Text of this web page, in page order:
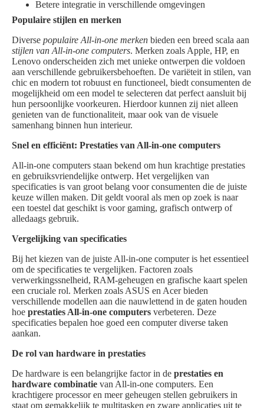
Betere integratie in verschillende omgevingen
Populaire stijlen en merken
Diverse populaire All-in-one merken bieden een breed scala aan
stijlen van All-in-one computers. Merken zoals Apple, HP, en
Lenovo onderscheiden zich met unieke ontwerpen die voldoen
aan verschillende gebruikersbehoeften. De variëteit in stilen, van
chic en modern tot robuust en functioneel, biedt consumenten de
mogelijkheid om een model te selecteren dat perfect aansluit bij
hun persoonlijke voorkeuren. Hierdoor kunnen zij niet alleen
genieten van de functionaliteit, maar ook van de visuele
samenhang binnen hun interieur.
Snel en efficiënt: Prestaties van All-in-one computers
All-in-one computers staan bekend om hun krachtige prestaties
en gebruiksvriendelijke ontwerp. Het vergelijken van
specificaties is van groot belang voor consumenten die de juiste
keuze willen maken. Dit geldt vooral als men op zoek is naar
een toestel dat geschikt is voor gaming, grafisch ontwerp of
alledaags gebruik.
Vergelijking van specificaties
Bij het kiezen van de juiste All-in-one computer is het essentieel
om de specificaties te vergelijken. Factoren zoals
verwerkingssnelheid, RAM-geheugen en grafische kaart spelen
een cruciale rol. Merken zoals ASUS en Acer bieden
verschillende modellen aan die nauwlettend in de gaten houden
hoe prestaties All-in-one computers verbeteren. Deze
specificaties bepalen hoe goed een computer diverse taken
aankan.
De rol van hardware in prestaties
De hardware is een belangrijke factor in de prestaties en
hardware combinatie van All-in-one computers. Een
krachtigere processor en meer geheugen stellen gebruikers in
staat om gemakkelijk te multitasken en zware applicaties uit te